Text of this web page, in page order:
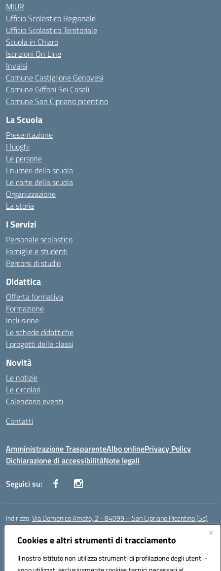
Cookies e altri strumenti di tracciamento
Il nostro Istituto non utilizza strumenti di profilazione degli utenti -
MIUR
Ufficio Scolastico Regionale
Ufficio Scolastico Territoriale
Scuola in Chiaro
Iscrizioni On Line
Invalsi
Comune Castiglione Genovesi
Comune Giffoni Sei Casali
Comune San Cipriano picentino
La Scuola
Presentazione
I luoghi
Le persone
I numeri della scuola
Le carte della scuola
Organizzazione
La storia
I Servizi
Personale scolastico
Famiglie e studenti
Percorsi di studio
Didattica
Offerta formativa
Formazione
Inclusione
Le schede didattiche
I progetti delle classi
Novità
Le notizie
Le circolari
Calendario eventi
Contatti
Amministrazione TrasparenteAlbo onlinePrivacy Policy
Dichiarazione di accessibilitàNote legali
Seguici su:
Indirizzo:Via Domenico Amato, 2 - 84099 – San Cipriano Picentino (Sa)
Centralino:
Posta elettronica certificata (PEC):saic87700c@pec.istruzione.it
Codice fiscale: 95075020651
Codice meccanografico:SAIC87700C